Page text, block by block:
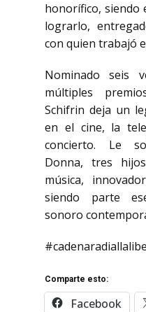
honorífico, siendo
lograrlo,
con quien trabajó
Nominado seis
múltiples
Schifrin deja un
en el cine, la
concierto. Le
Donna, tres
música,
siendo parte
sonoro
Comparte esto:
Facebook